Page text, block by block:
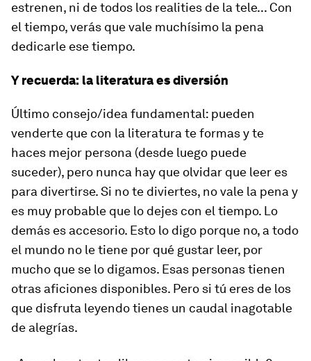
estrenen, ni de todos los realities de la tele... Con
el tiempo, verás que vale muchísimo la pena
dedicarle ese tiempo.
Y recuerda: la literatura es diversión
Último consejo/idea fundamental: pueden
venderte que con la literatura te formas y te
haces mejor persona (desde luego puede
suceder), pero nunca hay que olvidar que leer es
para divertirse. Si no te diviertes, no vale la pena y
es muy probable que lo dejes con el tiempo. Lo
demás es accesorio. Esto lo digo porque no, a todo
el mundo no le tiene por qué gustar leer, por
mucho que se lo digamos. Esas personas tienen
otras aficiones disponibles. Pero si tú eres de los
que disfruta leyendo tienes un caudal inagotable
de alegrías.